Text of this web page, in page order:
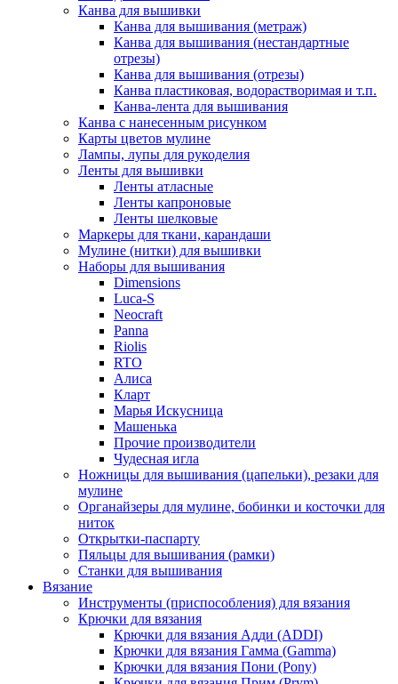
Канва для вышивки
Канва для вышивания (метраж)
Канва для вышивания (нестандартные
отрезы)
Канва для вышивания (отрезы)
Канва пластиковая, водорастворимая и т.п.
Канва-лента для вышивания
Канва с нанесенным рисунком
Карты цветов мулине
Лампы, лупы для рукоделия
Ленты для вышивки
Ленты атласные
Ленты капроновые
Ленты шелковые
Маркеры для ткани, карандаши
Мулине (нитки) для вышивки
Наборы для вышивания
Dimensions
Luca-S
Neocraft
Panna
Riolis
RTO
Алиса
Кларт
Марья Искусница
Машенька
Прочие производители
Чудесная игла
Ножницы для вышивания (цапельки), резаки для
мулине
Органайзеры для мулине, бобинки и косточки для
ниток
Открытки-паспарту
Пяльцы для вышивания (рамки)
Станки для вышивания
Вязание
Инструменты (приспособления) для вязания
Крючки для вязания
Крючки для вязания Адди (ADDI)
Крючки для вязания Гамма (Gamma)
Крючки для вязания Пони (Pony)